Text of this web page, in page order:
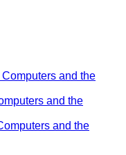
and the
and the
and the